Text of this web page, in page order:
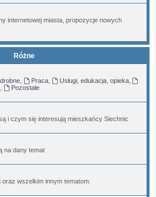
internetowej miasta, propozycje nowych
Różne
, Praca, Usługi, edukacja, opieka,
Pozostałe
i czym się interesują mieszkańcy Siechnic
na dany temat
oraz wszelkim innym tematom.